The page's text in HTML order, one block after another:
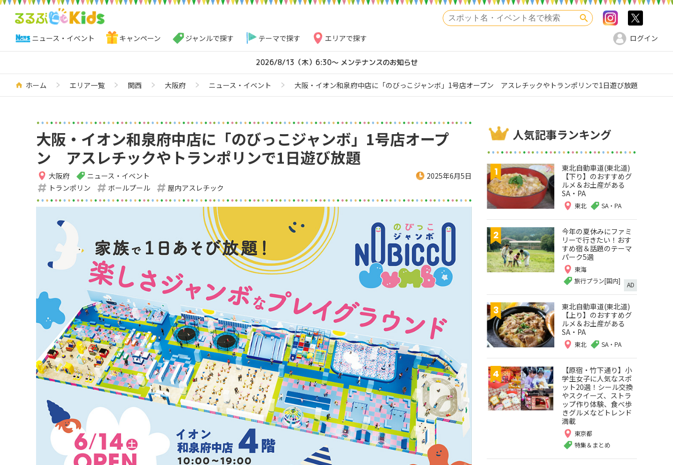
検索 Instagram
ニュース・イベント キャンペーン ジャンルで探す テーマで探す エリアで探す ログイン
2026/8/13（木）6:30～ メンテナンスのお知らせ
ホーム エリア一覧 関西 大阪府 ニュース・イベント 大阪・イオン和泉府中店に「のびっこジャンボ」1号店オープン アスレチックやトランポリンで1日遊び放題
大阪・イオン和泉府中店に「のびっこジャンボ」1号店オープ
ン アスレチックやトランポリンで1日遊び放題
大阪府 ニュース・イベント
2025年6月5日
トランポリン
ボールプール 屋内アスレチック
人気記事ランキング
東北自動車道(東北道)
【下り】のおすすめグ
ルメ＆お土産がある
SA・PA
東北 SA・PA
今年の夏休みにファミ
リーで行きたい！おす
すめ宿＆話題のテーマ
パーク5選
東海
旅行プラン[国内]
AD
東北自動車道(東北道)
【上り】のおすすめグ
ルメ＆お土産がある
SA・PA
東北 SA・PA
【原宿・竹下通り】小
学生女子に人気なスポ
ット20選！シール交換
やスクイーズ、ストラ
ップ作り体験、食べ歩
きグルメなどトレンド
満載
東京都
特集＆まとめ